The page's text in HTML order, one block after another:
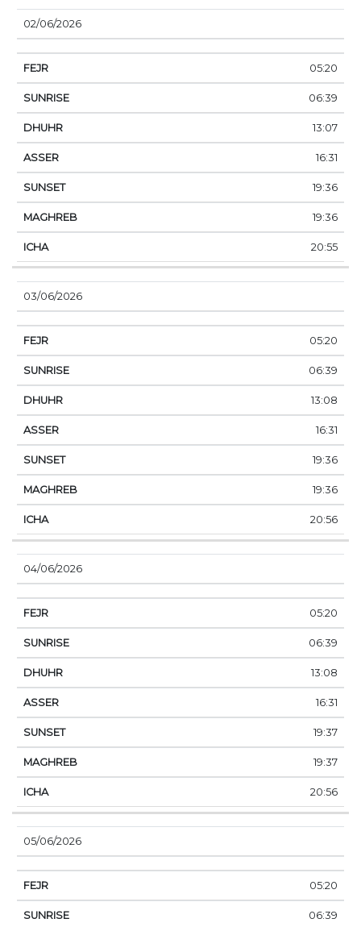
02/06/2026
05:20
06:39
13:07
16:31
19:36
19:36
20:55
03/06/2026
05:20
06:39
13:08
16:31
19:36
19:36
20:56
04/06/2026
05:20
06:39
13:08
16:31
19:37
19:37
20:56
05/06/2026
05:20
06:39